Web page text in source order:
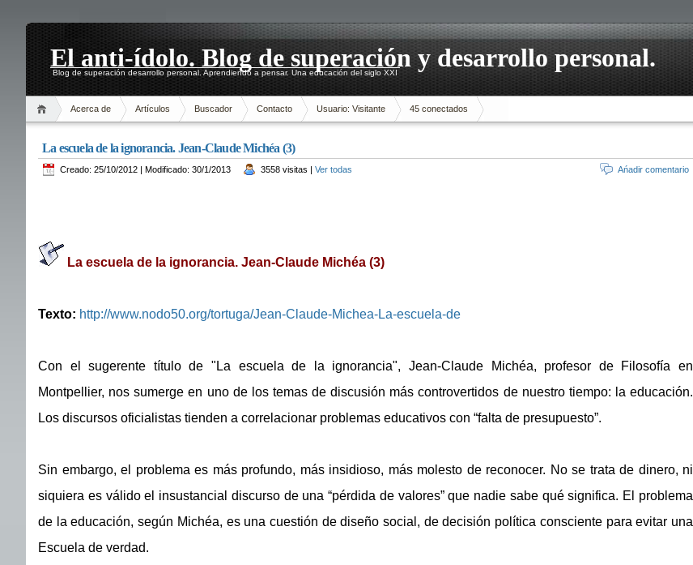
El anti-ídolo. Blog de superación y desarrollo personal.
Blog de superación desarrollo personal. Aprendiendo a pensar. Una educación del siglo XXI
Acerca de Artículos Buscador Contacto Usuario: Visitante 45 conectados
La escuela de la ignorancia. Jean-Claude Michéa (3)
Creado: 25/10/2012 | Modificado: 30/1/2013 3558 visitas | Ver todas Ańadir comentario
La escuela de la ignorancia. Jean-Claude Michéa (3)
Texto: http://www.nodo50.org/tortuga/Jean-Claude-Michea-La-escuela-de
Con el sugerente título de "La escuela de la ignorancia", Jean-Claude Michéa, profesor de Filosofía en
Montpellier, nos sumerge en uno de los temas de discusión más controvertidos de nuestro tiempo: la educación.
Los discursos oficialistas tienden a correlacionar problemas educativos con “falta de presupuesto”.
Sin embargo, el problema es más profundo, más insidioso, más molesto de reconocer. No se trata de dinero, ni
siquiera es válido el insustancial discurso de una “pérdida de valores” que nadie sabe qué significa. El problema
de la educación, según Michéa, es una cuestión de diseño social, de decisión política consciente para evitar una
Escuela de verdad.